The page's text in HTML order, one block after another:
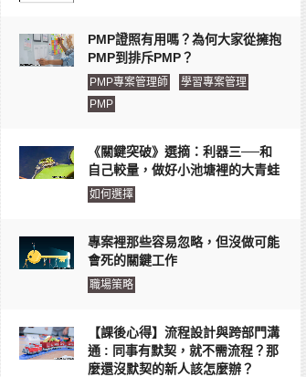
PMP證照有用嗎？為何大家從擁抱
PMP到排斥PMP？
PMP專案管理師
學習專案管理
PMP
《關鍵突破》選摘：利器三──和
自己較量，做好小池塘裡的大青蛙
如何選擇
專案裡那些容易忽略，但沒做可能
會死的關鍵工作
職場策略
【課後心得】流程設計與跨部門溝
通 : 同事有默契，就不需流程？那
麼還沒默契的新人該怎麼辦？